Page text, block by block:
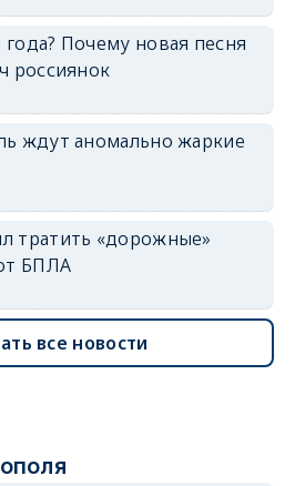
Почему новая песня
россиянок
ждут аномально жаркие
тратить «дорожные»
БПЛА
все новости